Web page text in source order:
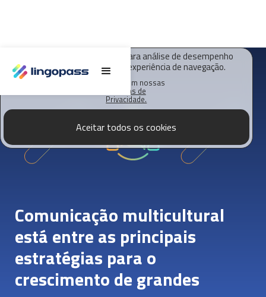
O Lingopass utiliza cookies para análise de desempenho
deste site e melhorar sua experiência de navegação.
Saiba mais em nossas
Políticas de
Privacidade.
Aceitar todos os cookies
Comunicação multicultural
está entre as principais
estratégias para o
crescimento de grandes